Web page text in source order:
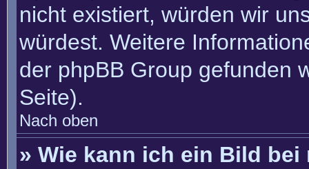
nicht existiert, würden wir
würdest. Weitere
der phpBB Group gefunden
Seite).
Nach oben
» Wie kann ich ein Bild bei